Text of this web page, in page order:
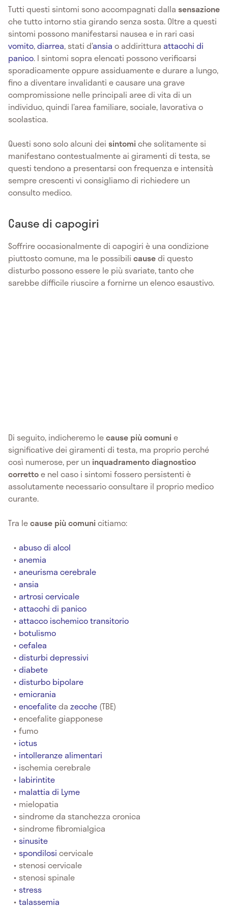
Tutti questi sintomi sono accompagnati dalla sensazione
che tutto intorno stia girando senza sosta. Oltre a questi
sintomi possono manifestarsi nausea e in rari casi
vomito,diarrea, stati d’ansia o addirittura attacchi di
panico. I sintomi sopra elencati possono verificarsi
sporadicamente oppure assiduamente e durare a lungo,
fino a diventare invalidanti e causare una grave
compromissione nelle principali aree di vita di un
individuo, quindi l’area familiare, sociale, lavorativa o
scolastica.
Questi sono solo alcuni dei sintomiche solitamente si
manifestano contestualmente ai giramenti di testa, se
questi tendono a presentarsi con frequenza e intensità
sempre crescenti vi consigliamo di richiedere un
consulto medico.
Cause di capogiri
Soffrire occasionalmente di capogiri è una condizione
piuttosto comune, ma le possibili causedi questo
disturbo possono essere le più svariate, tanto che
sarebbe difficile riuscire a fornirne un elenco esaustivo.
Di seguito, indicheremo lecause più comunie
significative dei giramenti di testa, ma proprio perché
così numerose, per un inquadramento diagnostico
correttoe nel caso i sintomi fossero persistenti è
assolutamente necessario consultare il proprio medico
curante.
Tra lecause più comunicitiamo:
abuso di alcol
anemia
aneurisma cerebrale
ansia
artrosi cervicale
attacchi di panico
attacco ischemico transitorio
botulismo
cefalea
disturbi depressivi
diabete
disturbo bipolare
emicrania
encefalitedazecche (TBE)
encefalite giapponese
fumo
ictus
intolleranze alimentari
ischemia cerebrale
labirintite
malattia di Lyme
mielopatia
sindrome da stanchezza cronica
sindrome fibromialgica
sinusite
spondilosicervicale
stenosi cervicale
stenosi spinale
stress
talassemia